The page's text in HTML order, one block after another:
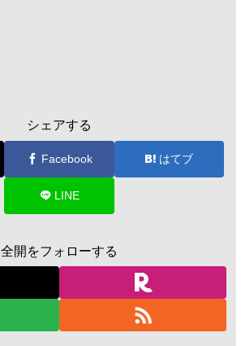
シェアする
Facebook はてブ
LINE
全開をフォローする